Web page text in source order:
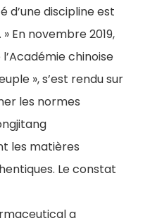
d’une discipline est
En novembre 2019,
chinoise
», s’est rendu sur
les normes
les matières
Le constat
a